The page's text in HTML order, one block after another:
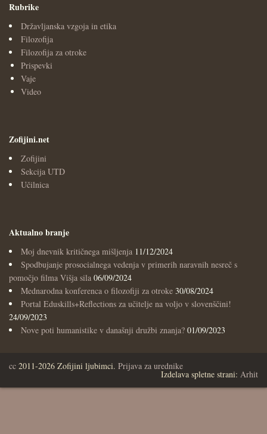
Rubrike
Državljanska vzgoja in etika
Filozofija
Filozofija za otroke
Prispevki
Vaje
Video
Zofijini.net
Zofijini
Sekcija UTD
Učilnica
Aktualno branje
Moj dnevnik kritičnega mišljenja 11/12/2024
Spodbujanje prosocialnega vedenja v primerih naravnih nesreč s
pomočjo filma Višja sila 06/09/2024
Mednarodna konferenca o filozofiji za otroke 30/08/2024
Portal Eduskills+Reflections za učitelje na voljo v slovenščini!
24/09/2023
Nove poti humanistike v današnji družbi znanja? 01/09/2023
cc 2011-2026 Zofijini ljubimci. Prijava za urednike
Izdelava spletne strani: Arhit